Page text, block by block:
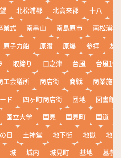
北松浦郡 北高来郡 十八
十
業式 南串山 南島原市
南松浦郡
原子力船 原潜 原爆 参拝
友
取締り 口之津 台風
台風19
工会議所 商店街 商戦
商業施設
ド 四ヶ町商店街 団地
図書館
国立大学 国見 国見町 国道
日 土神堂 地下街 地獄
地獄
城 城内 城見町 基地
墓参